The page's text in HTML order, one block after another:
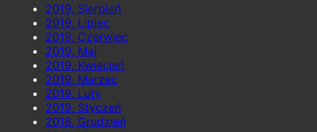
2019, Sierpień
2019, Lipiec
2019, Czerwiec
2019, Maj
2019, Kwiecień
2019, Marzec
2019, Luty
2019, Styczeń
2018, Grudzień